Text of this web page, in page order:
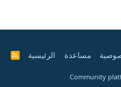
مساعدة الرئيسية
R
Community